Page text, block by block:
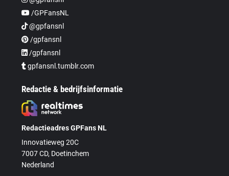
/GPFansNL
@gpfansnl
/gpfansnl
/gpfansnl
gpfansnl.tumblr.com
Redactie & bedrijfsinformatie
Redactieadres GPFans NL
Innovatieweg 20C
7007 CD, Doetinchem
Nederland